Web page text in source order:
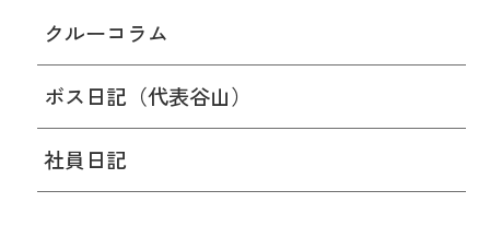
クルーコラム
ボス日記（代表谷山）
社員日記